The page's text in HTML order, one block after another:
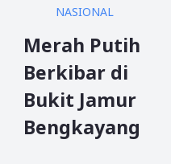
NASIONAL
Merah Putih
Berkibar di
Bukit Jamur
Bengkayang